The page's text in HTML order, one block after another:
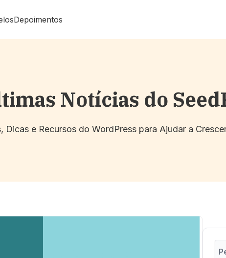
Depoimentos
Notícias do
Dicas e Recursos do WordPress para Ajudar a